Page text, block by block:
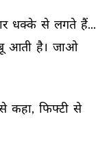
धक्के से लगते हैं...
आती है। जाओ
कहा, फिफ्टी से